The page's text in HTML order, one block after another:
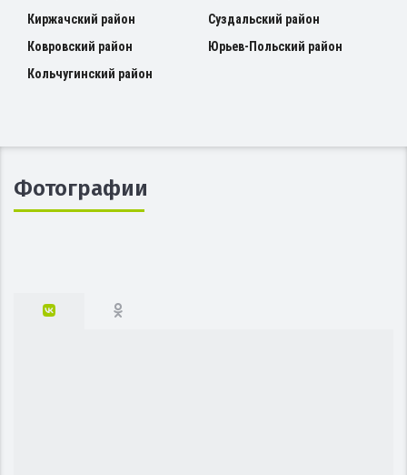
Киржачский район
Ковровский район
Кольчугинский район
Суздальский район
Юрьев-Польский район
Фотографии